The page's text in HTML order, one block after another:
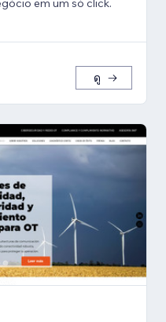
em um só click.
ดู